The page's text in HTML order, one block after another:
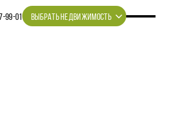
ВЫБРАТЬ НЕДВИЖИМОСТЬ